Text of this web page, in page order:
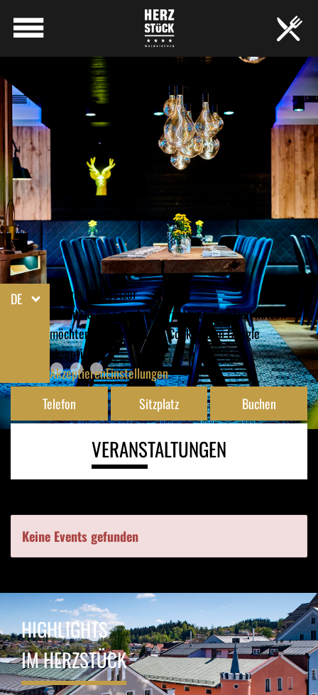
DE
Google Übersetzer
Wenn Sie die Google-Übersetzungsfunktion nutzen
möchten, müssen Sie die Cookies von Google
akzeptieren!
AkzeptierenEinstellungen
Telefon
Sitzplatz Buchen
VERANSTALTUNGEN
Keine Events gefunden
HIGHLIGHTS
IM HERZSTÜCK